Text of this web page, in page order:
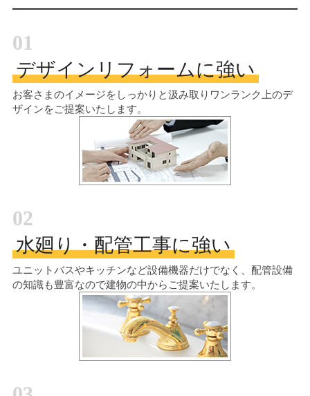
01
デザインリフォームに強い
お客さまのイメージをしっかりと汲み取り ワンランク上のデ
ザインをご提案いたします。
02
水廻り・配管工事に強い
ユニットバスやキッチンなど設備機器だけでなく、配管設備
の知識も豊富なので建物の中からご提案いたします。